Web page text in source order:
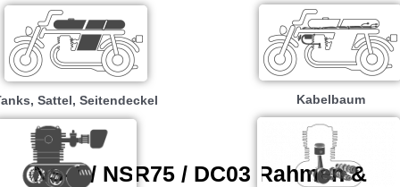
Sattel, Seitendeckel Kabelbaum
NS-1 / NSR75 / DC03 Rahmen &